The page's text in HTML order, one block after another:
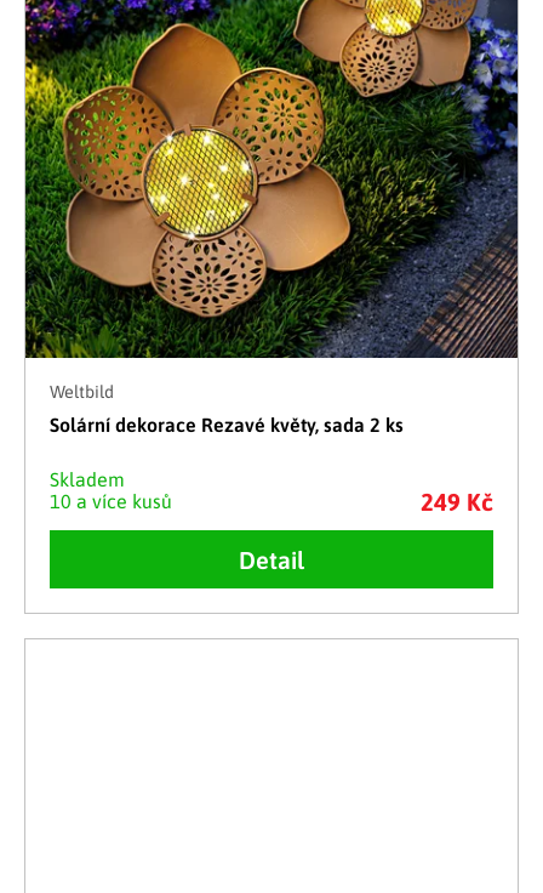
Weltbild
Solární dekorace Rezavé květy, sada 2 ks
Skladem
10 a více kusů
249 Kč
Detail